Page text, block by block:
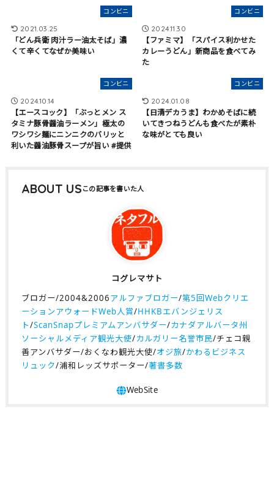
コンビニ
2021.03.25
「どん兵衛 肉汁ラー油太そば」濃
くて辛くてなぜか美味い
コンビニ
2024.11.30
【ファミマ】「スパイス利かせた
カレーうどん」新商品を食べてみ
た
コンビニ
2024.10.14
【エースコック】「ぶっとメン ス
タミナ豚骨醤油ラーメン」極太の
ワシワシ麺にニンニクのバリッと
利いた醤油豚骨スープが旨い #提供
コンビニ
2024.01.08
【日清デカうま】わかめそばに続
いてきつねうどんも食べたが素朴
な味がとても良い
ABOUT US
コグレマサト
ブロガー/2004&2006アルファブロガー/第5回Webクリエ
ーションアウォードWeb人賞/HHKBエバンジェリス
ト/ScanSnapプレミアムアンバサダー/カナダアルバータ州
ソーシャルメディア観光大使/カルガリー名誉市民/チェコ親
善アンバサダー/おくなわ観光大使/オジ旅/かわるビジネス
リュック/浦和レッズサポーター/著書多数